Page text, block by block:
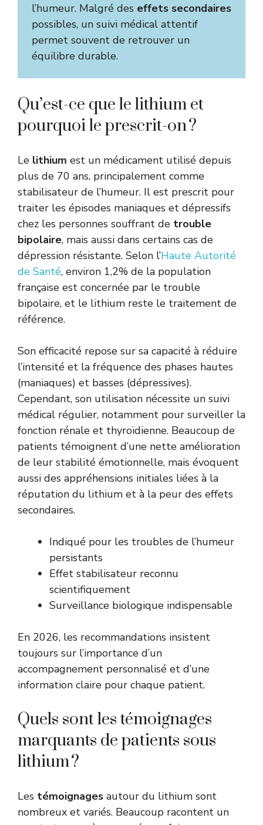
l’humeur. Malgré des effets secondaires
possibles, un suivi médical attentif
permet souvent de retrouver un
équilibre durable.
Qu’est-ce que le lithium et
pourquoi le prescrit-on ?
Le lithium est un médicament utilisé depuis
plus de 70 ans, principalement comme
stabilisateur de l’humeur. Il est prescrit pour
traiter les épisodes maniaques et dépressifs
chez les personnes souffrant de trouble
bipolaire, mais aussi dans certains cas de
dépression résistante. Selon l’Haute Autorité
de Santé, environ 1,2% de la population
française est concernée par le trouble
bipolaire, et le lithium reste le traitement de
référence.
Son efficacité repose sur sa capacité à réduire
l’intensité et la fréquence des phases hautes
(maniaques) et basses (dépressives).
Cependant, son utilisation nécessite un suivi
médical régulier, notamment pour surveiller la
fonction rénale et thyroïdienne. Beaucoup de
patients témoignent d’une nette amélioration
de leur stabilité émotionnelle, mais évoquent
aussi des appréhensions initiales liées à la
réputation du lithium et à la peur des effets
secondaires.
Indiqué pour les troubles de l’humeur
persistants
Effet stabilisateur reconnu
scientifiquement
Surveillance biologique indispensable
En 2026, les recommandations insistent
toujours sur l’importance d’un
accompagnement personnalisé et d’une
information claire pour chaque patient.
Quels sont les témoignages
marquants de patients sous
lithium ?
Les témoignages autour du lithium sont
nombreux et variés. Beaucoup racontent un